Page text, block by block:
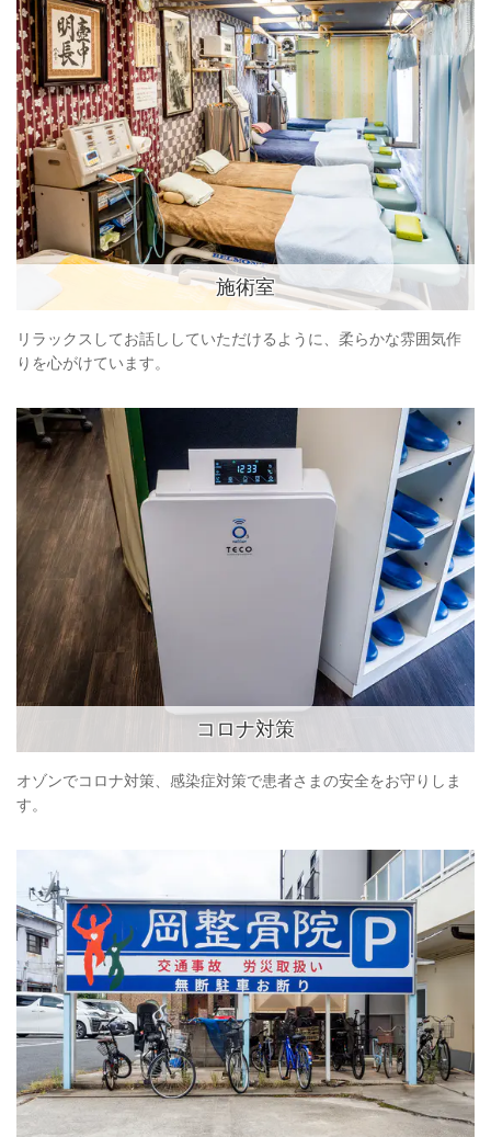
施術室
リラックスしてお話ししていただけるように、柔らかな雰囲気作
りを心がけています。
コロナ対策
オゾンでコロナ対策、感染症対策で患者さまの安全をお守りしま
す。